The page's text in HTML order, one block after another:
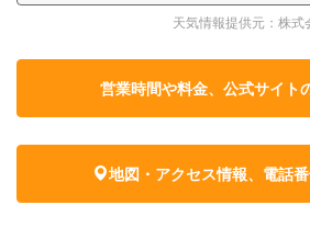
天気情報提供元：株
営業時間や料金、公式サイト
地図・アクセス情報、電話